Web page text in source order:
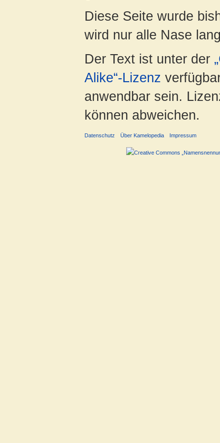
Diese Seite wurde
wird nur alle Nase
Der Text ist unter der
Alike“-Lizenz
anwendbar sein.
können abweichen.
Datenschutz Über Kamelopedia Impressum